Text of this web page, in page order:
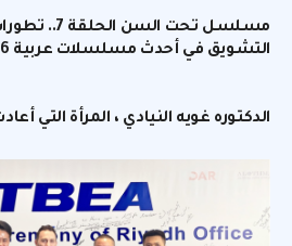
مسلسل تحت
التشويق في أحدث مسلسلات عربية 2026
الدكتوره غويه النيادي ، المرأة التي